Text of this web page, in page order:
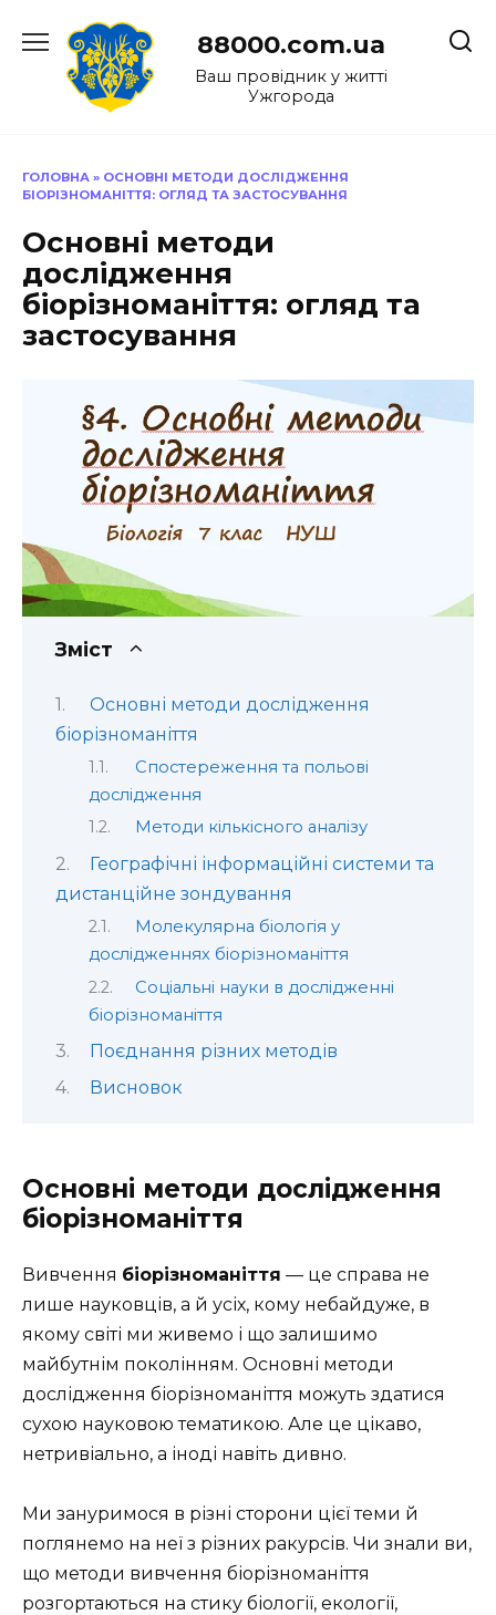
до
88000.com.ua
Ваш провідник у житті
Ужгорода
ГОЛОВНА » ОСНОВНІ МЕТОДИ ДОСЛІДЖЕННЯ
БІОРІЗНОМАНІТТЯ: ОГЛЯД ТА ЗАСТОСУВАННЯ
Основні методи
дослідження
біорізноманіття: огляд та
застосування
Зміст
Основні методи дослідження
біорізноманіття
Спостереження та польові
дослідження
Методи кількісного аналізу
Географічні інформаційні системи та
дистанційне зондування
Молекулярна біологія у
дослідженнях біорізноманіття
Соціальні науки в дослідженні
біорізноманіття
Поєднання різних методів
Висновок
Основні методи дослідження
біорізноманіття
Вивчення біорізноманіття — це справа не
лише науковців, а й усіх, кому небайдуже, в
якому світі ми живемо і що залишимо
майбутнім поколінням. Основні методи
дослідження біорізноманіття можуть здатися
сухою науковою тематикою. Але це цікаво,
нетривіально, а іноді навіть дивно.
Ми зануримося в різні сторони цієї теми й
поглянемо на неї з різних ракурсів. Чи знали ви,
що методи вивчення біорізноманіття
розгортаються на стику біології, екології,